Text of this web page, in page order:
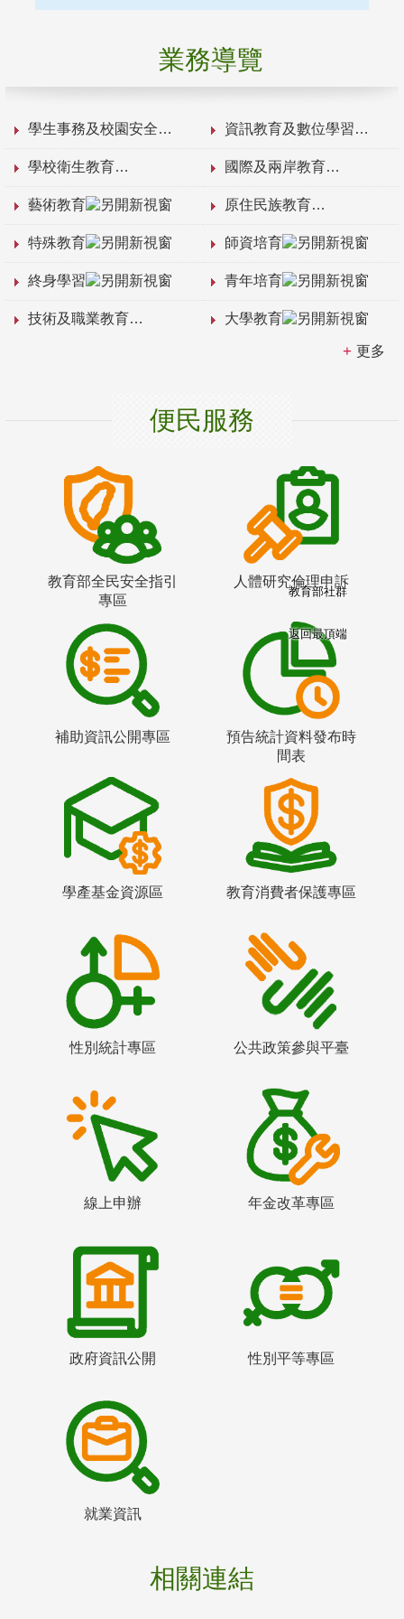
業務導覽
學生事務及校園安全 資訊教育及數位學習
學校衛生教育 國際及兩岸教育
藝術教育 原住民族教育
特殊教育 師資培育
終身學習 青年培育
技術及職業教育 大學教育
更多
便民服務
教育部全民安全指引
專區
人體研究倫理申訴
補助資訊公開專區
預告統計資料發布時
間表
學產基金資源區 教育消費者保護專區
性別統計專區 公共政策參與平臺
線上申辦 年金改革專區
政府資訊公開 性別平等專區
就業資訊
相關連結
教育部社群
返回最頂端